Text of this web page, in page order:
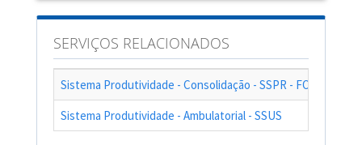
SERVIÇOS RELACIONADOS
Sistema Produtividade - Consolidação - SSPR - FOPAG
Sistema Produtividade - Ambulatorial - SSUS